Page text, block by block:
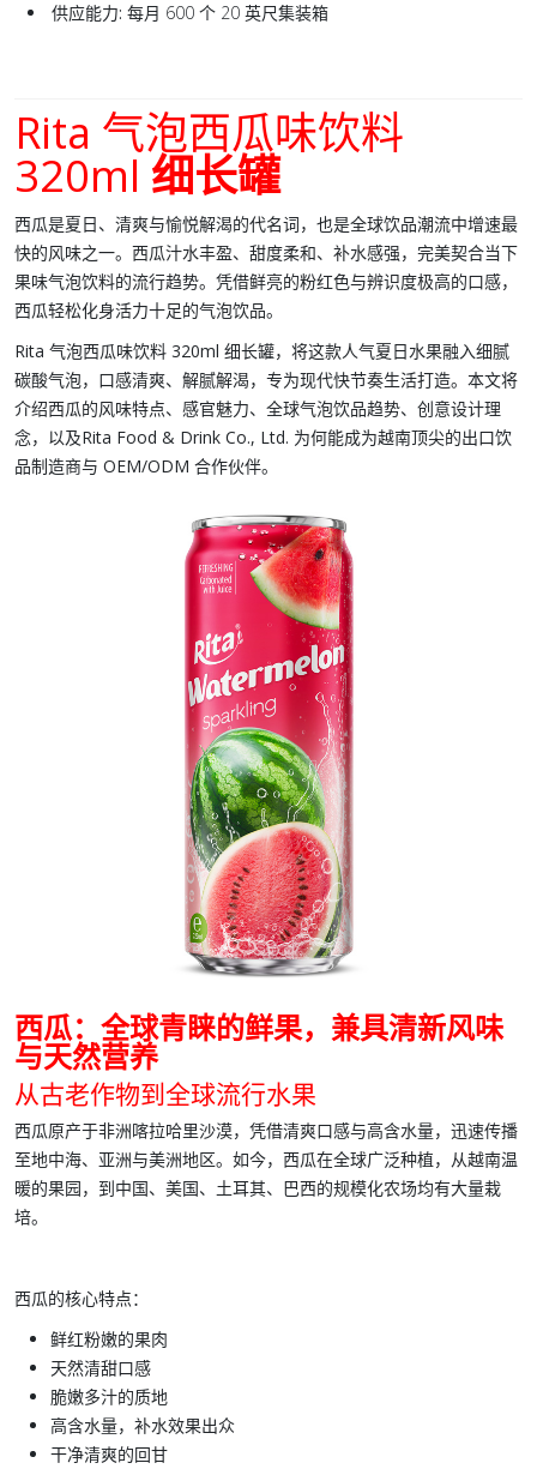
供应能力: 每月 600 个 20 英尺集装箱
Rita 气泡西瓜味饮料
320ml 细长罐
西瓜是夏日、清爽与愉悦解渴的代名词，也是全球饮品潮流中增速最
快的风味之一。西瓜汁水丰盈、甜度柔和、补水感强，完美契合当下
果味气泡饮料的流行趋势。凭借鲜亮的粉红色与辨识度极高的口感，
西瓜轻松化身活力十足的气泡饮品。
Rita 气泡西瓜味饮料 320ml 细长罐，将这款人气夏日水果融入细腻
碳酸气泡，口感清爽、解腻解渴，专为现代快节奏生活打造。本文将
介绍西瓜的风味特点、感官魅力、全球气泡饮品趋势、创意设计理
念，以及Rita Food & Drink Co., Ltd. 为何能成为越南顶尖的出口饮
品制造商与 OEM/ODM 合作伙伴。
西瓜：全球青睐的鲜果，兼具清新风味
与天然营养
从古老作物到全球流行水果
西瓜原产于非洲喀拉哈里沙漠，凭借清爽口感与高含水量，迅速传播
至地中海、亚洲与美洲地区。如今，西瓜在全球广泛种植，从越南温
暖的果园，到中国、美国、土耳其、巴西的规模化农场均有大量栽
培。
西瓜的核心特点：
鲜红粉嫩的果肉
天然清甜口感
脆嫩多汁的质地
高含水量，补水效果出众
干净清爽的回甘